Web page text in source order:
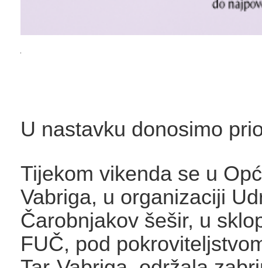
U nastavku donosimo
Tijekom vikenda se u
Vabriga, u organizaciji
Čarobnjakov šešir, u
FUČ, pod